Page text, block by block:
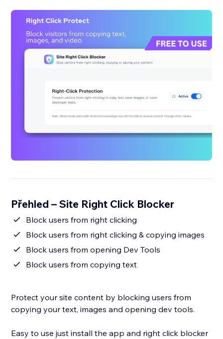
Přehled – Site Right Click Blocker
Block users from right clicking
Block users from right clicking & copying images
Block users from opening Dev Tools
Block users from copying text
Protect your site content by blocking users from
copying your text, images and opening dev tools.
Easy to use just install the app and right click blocker